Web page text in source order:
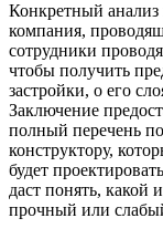
Конкретный анализ
компания,
сотрудники
чтобы получить
застройки, о его
Заключение
полный перечень
конструктору,
будет
даст понять, какой
прочный или